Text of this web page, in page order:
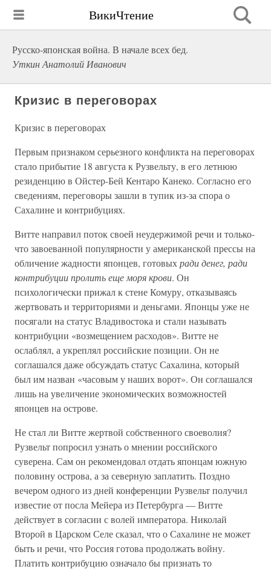
ВикиЧтение
Русско-японская война. В начале всех бед.
Уткин Анатолий Иванович
Кризис в переговорах
Кризис в переговорах
Первым признаком серьезного конфликта на переговорах
стало прибытие 18 августа к Рузвельту, в его летнюю
резиденцию в Ойстер-Бей Кентаро Канеко. Согласно его
сведениям, переговоры зашли в тупик из-за спора о
Сахалине и контрибуциях.
Витте направил поток своей неудержимой речи и только-
что завоеванной популярности у американской прессы на
обличение жадности японцев, готовыхради денег, ради
контрибуции пролить еще моря крови. Он
психологически прижал к стене Комуру, отказываясь
жертвовать и территориями и деньгами. Японцы уже не
посягали на статус Владивостока и стали называть
контрибуции «возмещением расходов». Витте не
ослаблял, а укреплял российские позиции. Он не
соглашался даже обсуждать статус Сахалина, который
был им назван «часовым у наших ворот». Он соглашался
лишь на увеличение экономических возможностей
японцев на острове.
Не стал ли Витте жертвой собственного своеволия?
Рузвельт попросил узнать о мнении российского
суверена. Сам он рекомендовал отдать японцам южную
половину острова, а за северную заплатить. Поздно
вечером одного из дней конференции Рузвельт получил
известие от посла Мейера из Петербурга — Витте
действует в согласии с волей императора. Николай
Второй в Царском Селе сказал, что о Сахалине не может
быть и речи, что Россия готова продолжать войну.
Платить контрибуцию означало бы признать то